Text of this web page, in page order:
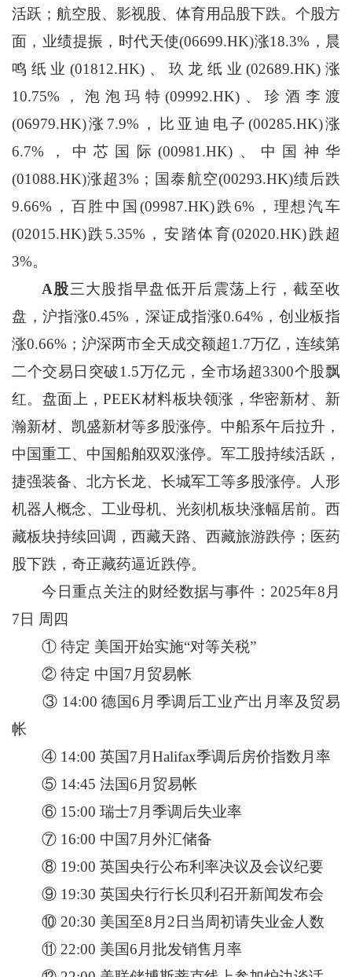
活跃；航空股、影视股、体育用品股下跌。个股方
面，业绩提振，时代天使(06699.HK)涨18.3%，晨
鸣纸业(01812.HK)、玖龙纸业(02689.HK)涨
10.75%，泡泡玛特(09992.HK)、珍酒李渡
(06979.HK)涨7.9%，比亚迪电子(00285.HK)涨
6.7%，中芯国际(00981.HK)、中国神华
(01088.HK)涨超3%；国泰航空(00293.HK)绩后跌
9.66%，百胜中国(09987.HK)跌6%，理想汽车
(02015.HK)跌5.35%，安踏体育(02020.HK)跌超
3%。
A股三大股指早盘低开后震荡上行，截至收
盘，沪指涨0.45%，深证成指涨0.64%，创业板指
涨0.66%；沪深两市全天成交额超1.7万亿，连续第
二个交易日突破1.5万亿元，全市场超3300个股飘
红。盘面上，PEEK材料板块领涨，华密新材、新
瀚新材、凯盛新材等多股涨停。中船系午后拉升，
中国重工、中国船舶双双涨停。军工股持续活跃，
捷强装备、北方长龙、长城军工等多股涨停。人形
机器人概念、工业母机、光刻机板块涨幅居前。西
藏板块持续回调，西藏天路、西藏旅游跌停；医药
股下跌，奇正藏药逼近跌停。
今日重点关注的财经数据与事件：2025年8月
7日 周四
① 待定 美国开始实施“对等关税”
② 待定 中国7月贸易帐
③ 14:00 德国6月季调后工业产出月率及贸易
帐
④ 14:00 英国7月Halifax季调后房价指数月率
⑤ 14:45 法国6月贸易帐
⑥ 15:00 瑞士7月季调后失业率
⑦ 16:00 中国7月外汇储备
⑧ 19:00 英国央行公布利率决议及会议纪要
⑨ 19:30 英国央行行长贝利召开新闻发布会
⑩ 20:30 美国至8月2日当周初请失业金人数
⑪ 22:00 美国6月批发销售月率